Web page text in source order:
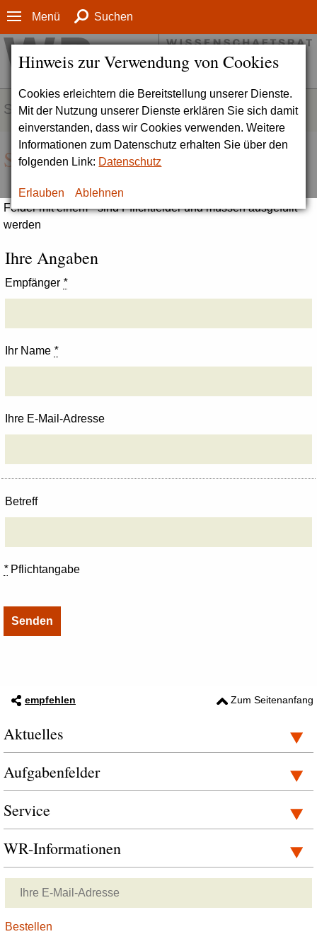
Hinweis zur Verwendung von Cookies
Cookies erleichtern die Bereitstellung unserer Dienste.
Mit der Nutzung unserer Dienste erklären Sie sich damit
einverstanden, dass wir Cookies verwenden. Weitere
Informationen zum Datenschutz erhalten Sie über den
folgenden Link: Datenschutz
Erlauben Ablehnen
Menü Suchen
SERVICE
Seite empfehlen
Felder mit einem * sind Pflichtfelder und müssen ausgefüllt
werden
Ihre Angaben
Empfänger *
Ihr Name *
Ihre E-Mail-Adresse
Betreff
*Pflichtangabe
empfehlen Zum Seitenanfang
Aktuelles
Aufgabenfelder
Service
WR-Informationen